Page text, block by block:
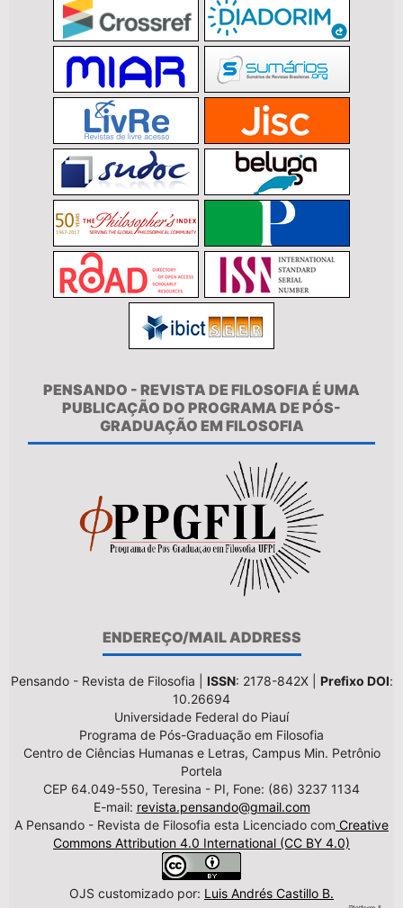
PENSANDO - REVISTA DE FILOSOFIA É UMA
PUBLICAÇÃO DO PROGRAMA DE PÓS-
GRADUAÇÃO EM FILOSOFIA
ENDEREÇO/MAIL ADDRESS
Pensando - Revista de Filosofia | ISSN: 2178-842X | Prefixo DOI:
10.26694
Universidade Federal do Piauí
Programa de Pós-Graduação em Filosofia
Centro de Ciências Humanas e Letras, Campus Min. Petrônio
Portela
CEP 64.049-550, Teresina - PI, Fone: (86) 3237 1134
E-mail: revista.pensando@gmail.com
A Pensando - Revista de Filosofia esta Licenciado com Creative
Commons Attribution 4.0 International (CC BY 4.0)
OJS customizado por: Luis Andrés Castillo B.